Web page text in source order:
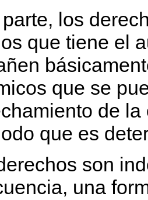
los
que tiene el
que se
de
que es
son
una